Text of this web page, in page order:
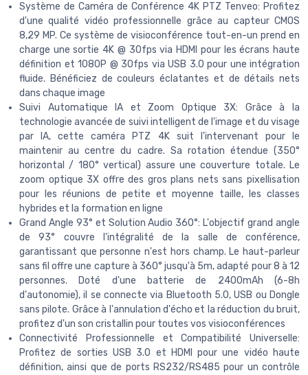
Système de Caméra de Conférence 4K PTZ Tenveo: Profitez
d'une qualité vidéo professionnelle grâce au capteur CMOS
8,29 MP. Ce système de visioconférence tout-en-un prend en
charge une sortie 4K @ 30fps via HDMI pour les écrans haute
définition et 1080P @ 30fps via USB 3.0 pour une intégration
fluide. Bénéficiez de couleurs éclatantes et de détails nets
dans chaque image
Suivi Automatique IA et Zoom Optique 3X: Grâce à la
technologie avancée de suivi intelligent de l'image et du visage
par IA, cette caméra PTZ 4K suit l'intervenant pour le
maintenir au centre du cadre. Sa rotation étendue (350°
horizontal / 180° vertical) assure une couverture totale. Le
zoom optique 3X offre des gros plans nets sans pixellisation
pour les réunions de petite et moyenne taille, les classes
hybrides et la formation en ligne
Grand Angle 93° et Solution Audio 360°: L'objectif grand angle
de 93° couvre l'intégralité de la salle de conférence,
garantissant que personne n'est hors champ. Le haut-parleur
sans fil offre une capture à 360° jusqu'à 5m, adapté pour 8 à 12
personnes. Doté d'une batterie de 2400mAh (6-8h
d'autonomie), il se connecte via Bluetooth 5.0, USB ou Dongle
sans pilote. Grâce à l'annulation d'écho et la réduction du bruit,
profitez d'un son cristallin pour toutes vos visioconférences
Connectivité Professionnelle et Compatibilité Universelle:
Profitez de sorties USB 3.0 et HDMI pour une vidéo haute
définition, ainsi que de ports RS232/RS485 pour un contrôle